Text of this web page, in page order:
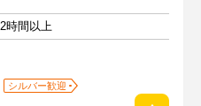
時間以上
シルバー歓迎